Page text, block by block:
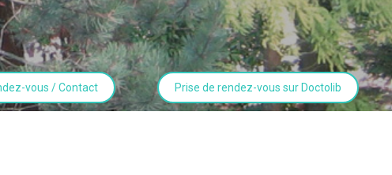
vous / Contact Prise de rendez-vous sur Doctolib